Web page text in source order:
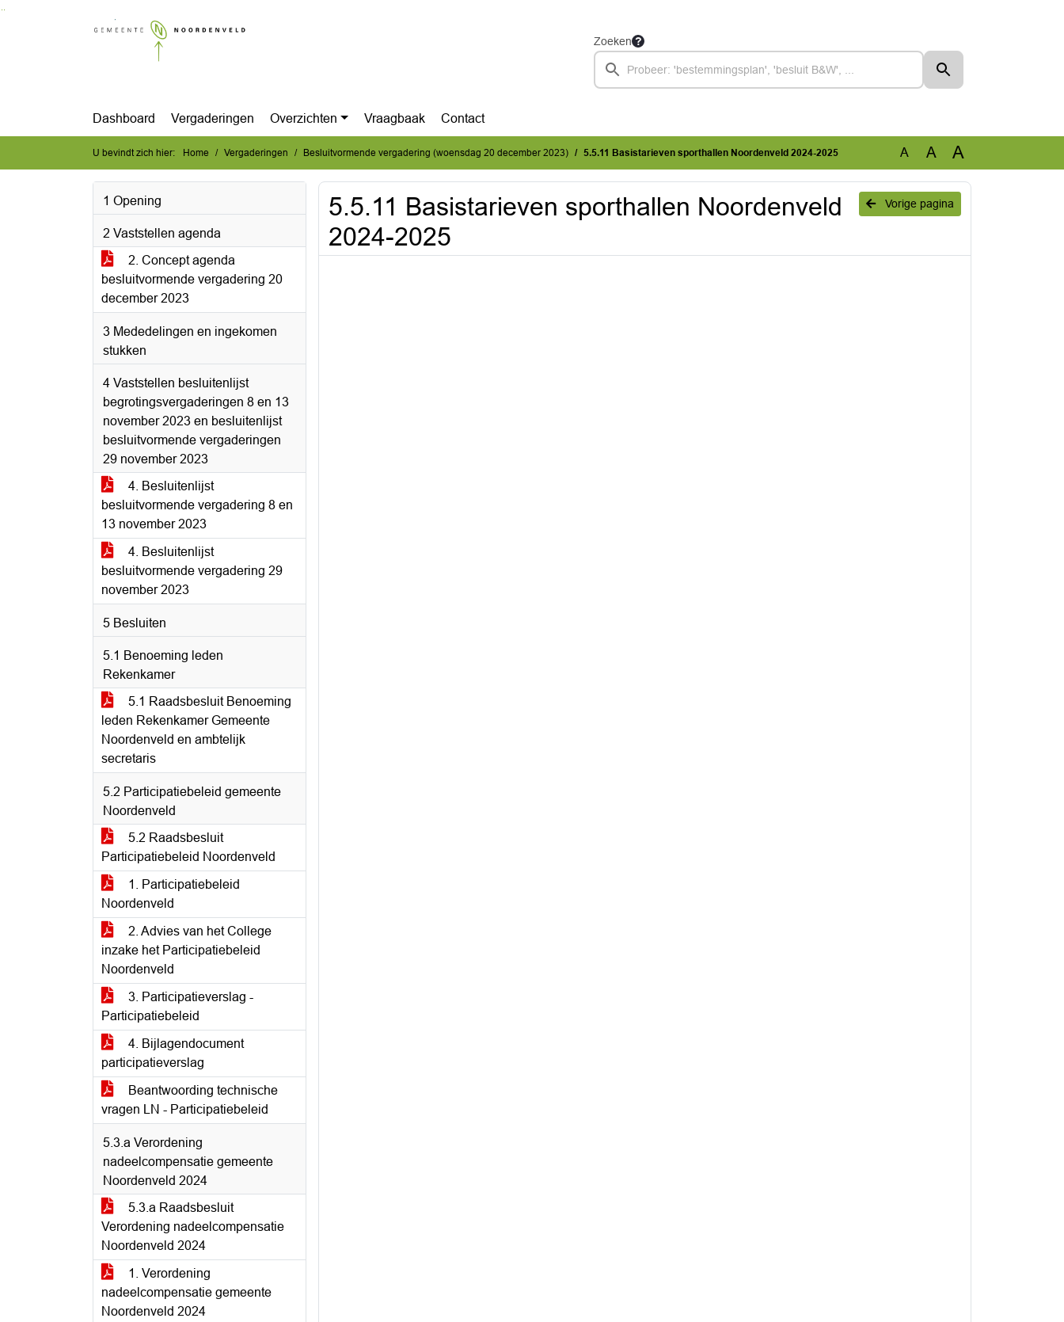
Ga naar de inhoud van deze pagina
Zoeken
Dashboard Vergaderingen Overzichten Vraagbaak Contact
U bevindt zich hier: Home Vergaderingen Besluitvormende vergadering (woensdag 20 december 2023) 5.5.11 Basistarieven sporthallen Noordenveld 2024-2025 A A A
1 Opening
2 Vaststellen agenda
2. Concept agenda
besluitvormende vergadering 20
december 2023
3 Mededelingen en ingekomen
stukken
4 Vaststellen besluitenlijst
begrotingsvergaderingen 8 en 13
november 2023 en besluitenlijst
besluitvormende vergaderingen
29 november 2023
4. Besluitenlijst
besluitvormende vergadering 8 en
13 november 2023
4. Besluitenlijst
besluitvormende vergadering 29
november 2023
5 Besluiten
5.1 Benoeming leden
Rekenkamer
5.1 Raadsbesluit Benoeming
leden Rekenkamer Gemeente
Noordenveld en ambtelijk
secretaris
5.2 Participatiebeleid gemeente
Noordenveld
5.2 Raadsbesluit
Participatiebeleid Noordenveld
1. Participatiebeleid
Noordenveld
2. Advies van het College
inzake het Participatiebeleid
Noordenveld
3. Participatieverslag -
Participatiebeleid
4. Bijlagendocument
participatieverslag
Beantwoording technische
vragen LN - Participatiebeleid
5.3.a Verordening
nadeelcompensatie gemeente
Noordenveld 2024
5.3.a Raadsbesluit
Verordening nadeelcompensatie
Noordenveld 2024
1. Verordening
nadeelcompensatie gemeente
Noordenveld 2024
Vorige pagina
5.5.11 Basistarieven sporthallen Noordenveld
2024-2025